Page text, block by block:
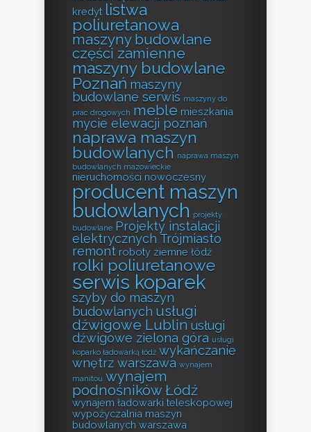
kredyt listwa
poliuretanowa
maszyny budowlane
części zamienne
maszyny budowlane
Poznań maszyny
budowlane serwis maszyny do
prac drogowych meble mieszkania
mycie elewacji poznań
naprawa maszyn
budowlanych naprawa maszyn
budowlanych mazowieckie
nieruchomości nowoczesny
producent maszyn
budowlanych projekty
budowlane Projekty instalacji
elektrycznych Trójmiasto
remont roboty ziemne łódź
rolki poliuretanowe
serwis koparek
szyby do maszyn
budowlanych usługi
dźwigowe Lublinusługi
dźwigowe zielona góra usługi
koparko ładowarką łódź wykańczanie
wnętrz warszawa wynajem
manitou wynajem
podnośników Łódź
wynajem ładowarki teleskopowej
wypożyczalnia maszyn
budowlanych warszawa